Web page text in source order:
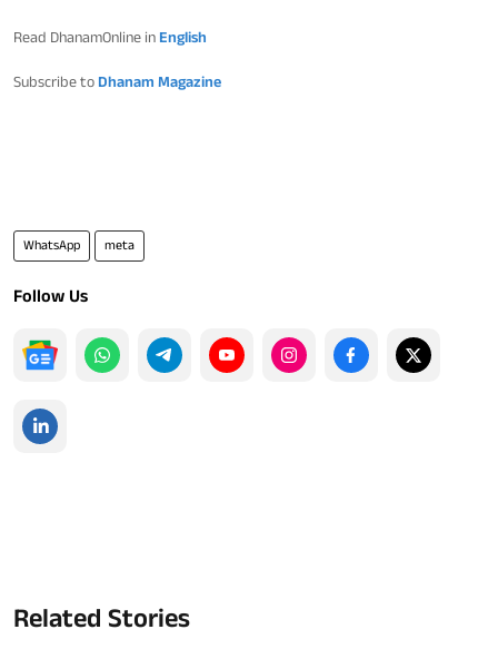
Read DhanamOnline in English
Subscribe to Dhanam Magazine
WhatsApp meta
Follow Us
Related Stories